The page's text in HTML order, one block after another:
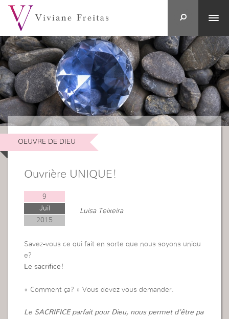
OEUVRE DE DIEU
Ouvrière UNIQUE!
9
Juil
2015
Luisa Teixeira
Savez-vous ce qui fait en sorte que nous soyons uniqu
e?
Le sacrifice!
« Comment ça? » Vous devez vous demander.
Le SACRIFICE parfait pour Dieu, nous permet d’être pa